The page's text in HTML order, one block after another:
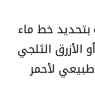
خط ماء
الأزرق الثلجي
لأحمر